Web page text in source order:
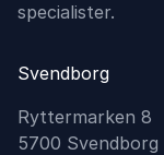
specialister.
Svendborg
Ryttermarken 8
5700 Svendborg